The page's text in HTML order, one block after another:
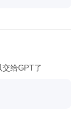
给GPT了